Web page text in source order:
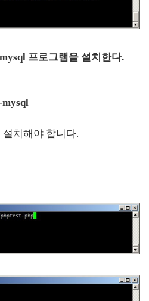
프로그램을 설치한다.
mysql
설치해야 합니다.